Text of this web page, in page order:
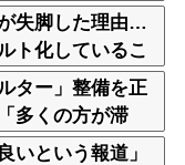
失脚した理由…
ト化しているこ
失敗の原因」
ター」整備を正
多くの方が滞
いという報道」